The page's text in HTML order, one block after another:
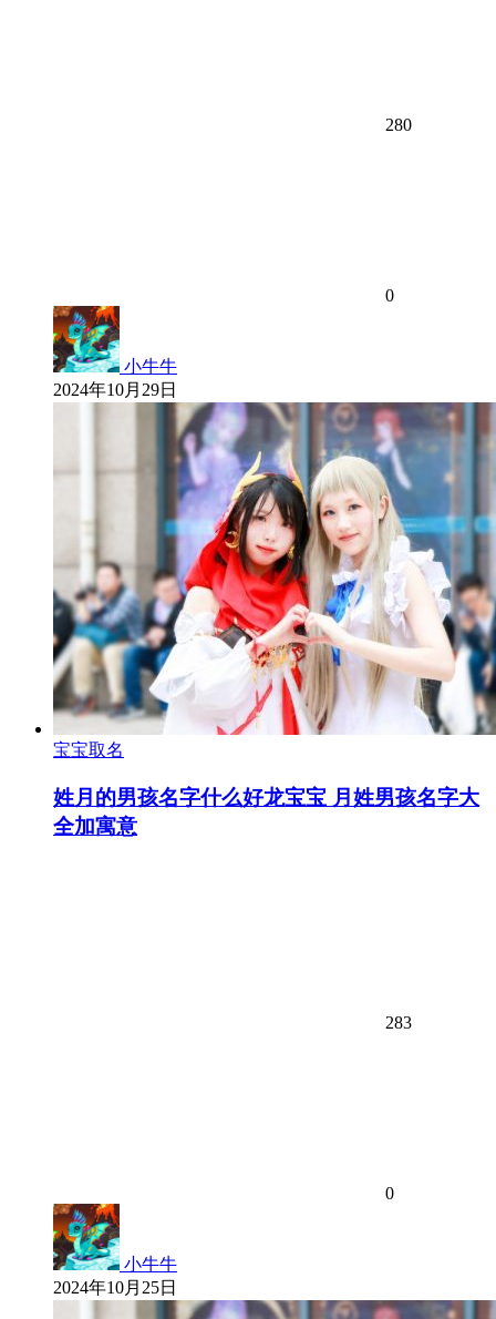
280
0
小牛牛
2024年10月29日
宝宝取名
姓月的男孩名字什么好龙宝宝 月姓男孩名字大
全加寓意
283
0
小牛牛
2024年10月25日